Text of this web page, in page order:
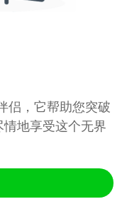
侣，它帮助您突破
地享受这个无界